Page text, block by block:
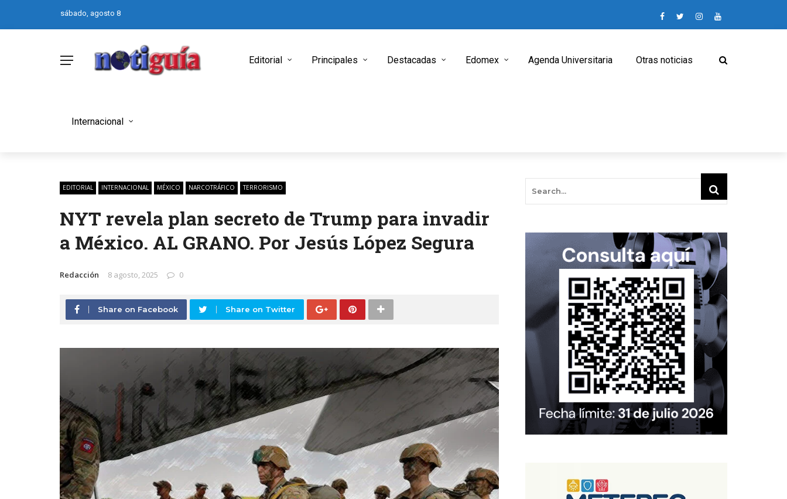
sábado, agosto 8
Editorial Principales Destacadas Edomex Agenda Universitaria Otras noticias
Internacional
EDITORIAL INTERNACIONAL MÉXICO NARCOTRÁFICO TERRORISMO
NYT revela plan secreto de Trump para invadir
a México. AL GRANO. Por Jesús López Segura
Redacción 8 agosto, 2025 0
Share on Facebook Share on Twitter